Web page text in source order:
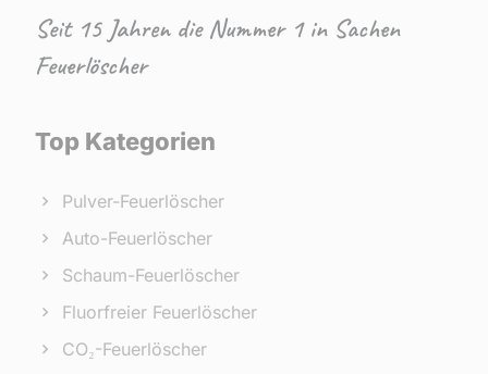
Seit 15 Jahren die Nummer 1 in Sachen
Feuerlöscher
Top Kategorien
Pulver-Feuerlöscher
Auto-Feuerlöscher
Schaum-Feuerlöscher
Fluorfreier Feuerlöscher
CO₂-Feuerlöscher